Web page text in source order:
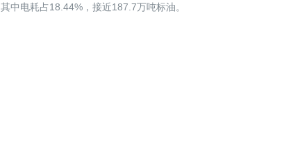
中电耗占18.44%，接近187.7万吨标油。